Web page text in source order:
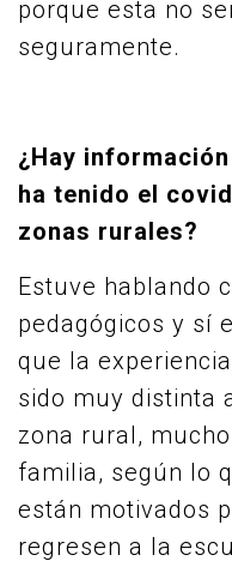
porque esta no
seguramente.
¿Hay
ha tenido el
zonas rurales?
Estuve hablando
pedagógicos y sí
que la
sido muy distinta
zona rural,
familia, según lo
están motivados
regresen a la